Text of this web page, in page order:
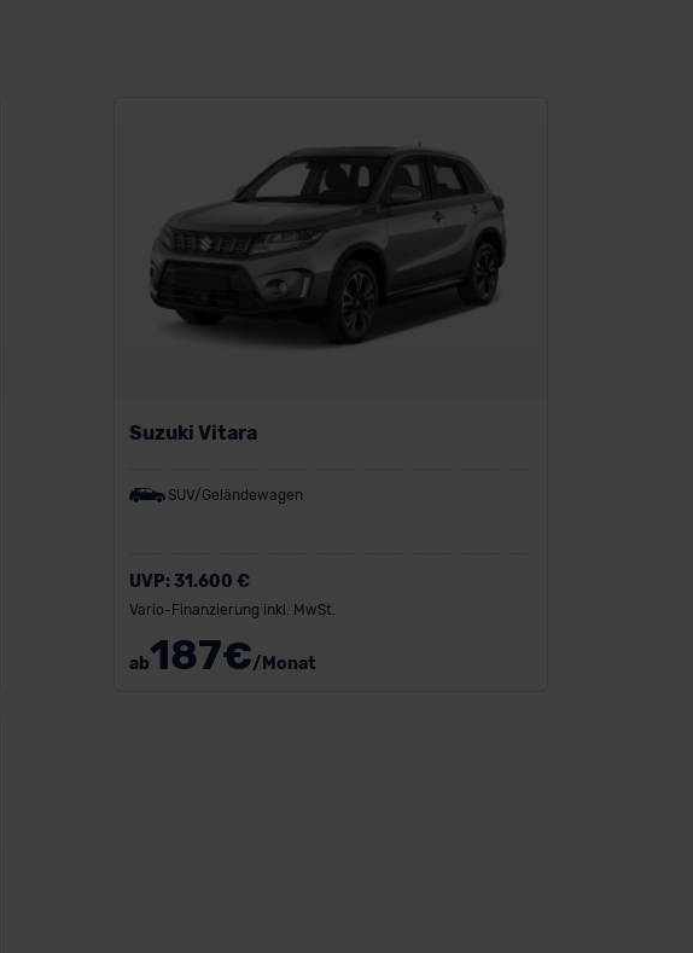
Suzuki Vitara
SUV/Geländewagen
UVP:31.600 €
Vario-Finanzierung inkl. MwSt.
ab187€/Monat